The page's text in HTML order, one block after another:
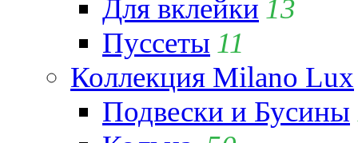
Для вклейки 13
Пуссеты 11
Коллекция Milano Lux
Подвески и Бусины